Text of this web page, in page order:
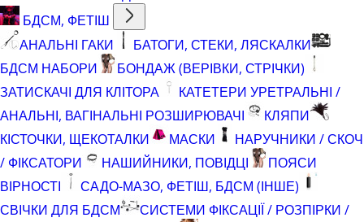
БДСМ, ФЕТІШ
АНАЛЬНІ ГАКИ
БАТОГИ, СТЕКИ, ЛЯСКАЛКИ
БДСМ НАБОРИ
БОНДАЖ (ВЕРІВКИ, СТРІЧКИ)
ЗАТИСКАЧІ ДЛЯ КЛІТОРА
КАТЕТЕРИ УРЕТРАЛЬНІ /
АНАЛЬНІ, ВАГІНАЛЬНІ РОЗШИРЮВАЧІ
КЛЯПИ
КІСТОЧКИ, ЩЕКОТАЛКИ
МАСКИ
НАРУЧНИКИ / СКОЧ
/ ФІКСАТОРИ
НАШИЙНИКИ, ПОВІДЦІ
ПОЯСИ
ВІРНОСТІ
САДО-МАЗО, ФЕТІШ, БДСМ (ІНШЕ)
СВІЧКИ ДЛЯ БДСМ
СИСТЕМИ ФІКСАЦІЇ / РОЗПІРКИ /